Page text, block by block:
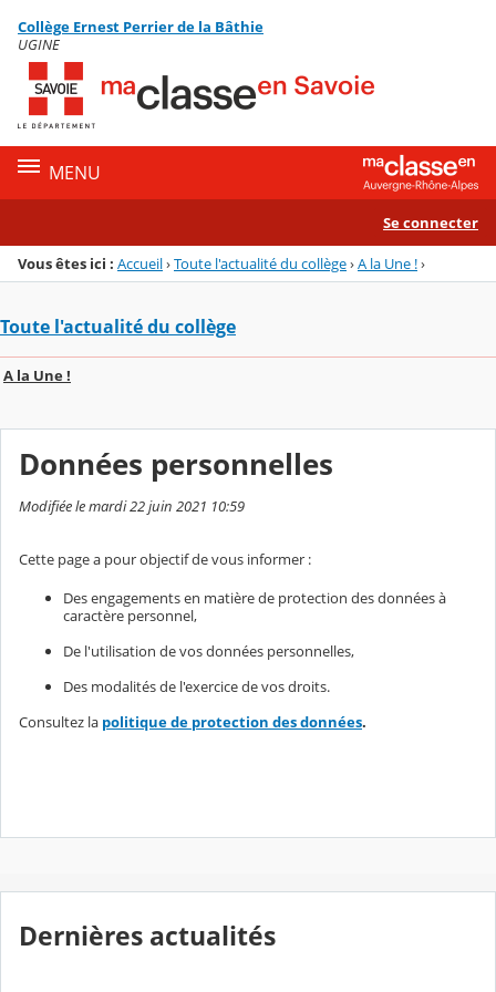
Menu de la rubrique
Contenu
Collège Ernest Perrier de la Bâthie
UGINE
MENU
Se connecter
Vous êtes ici : Accueil›Toute l'actualité du collège›A la Une !›
Toute l'actualité du collège
A la Une !
Données personnelles
Modifiée le mardi 22 juin 2021 10:59
Cette page a pour objectif de vous informer :
Des engagements en matière de protection des données à
caractère personnel,
De l'utilisation de vos données personnelles,
Des modalités de l'exercice de vos droits.
Consultez la politique de protection des données.
Dernières actualités